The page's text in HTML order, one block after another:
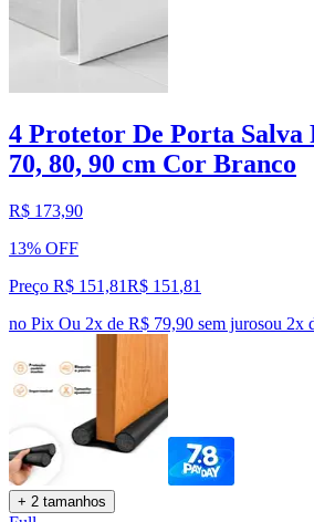
4 Protetor De Porta Salva
70, 80, 90 cm Cor Branco
R$ 173,90
13% OFF
Preço R$ 151,81R$ 151 ,81
no Pix Ou 2x de R$ 79,90 sem jurosou 2x
+ 2 tamanhos